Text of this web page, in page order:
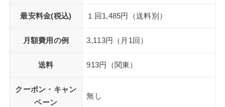
最安料金(税込) １回1,485円（送料別）
月額費用の例 3,113円（月1回）
送料 913円（関東）
クーポン・キャン
ペーン
無し